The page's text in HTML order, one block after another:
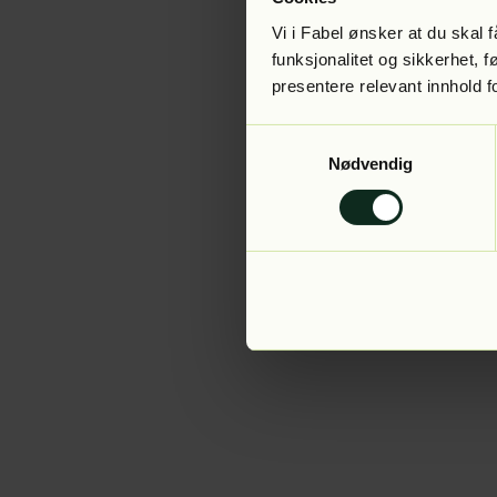
Vi i Fabel ønsker at du skal
funksjonalitet og sikkerhet,
presentere relevant innhold
Nødvendig
Application